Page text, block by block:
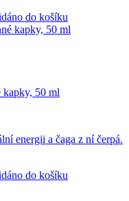
do košíku
kapky, 50 ml
energii a čaga z ní čerpá.
do košíku